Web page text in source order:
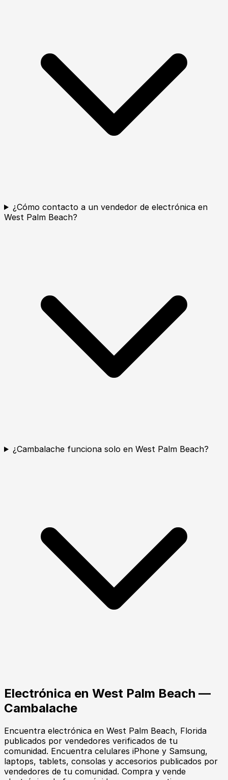
¿Cómo contacto a un vendedor de electrónica en
West Palm Beach?
¿Cambalache funciona solo en West Palm Beach?
Electrónica en West Palm Beach —
Cambalache
Encuentra electrónica en West Palm Beach, Florida
publicados por vendedores verificados de tu
comunidad. Encuentra celulares iPhone y Samsung,
laptops, tablets, consolas y accesorios publicados por
vendedores de tu comunidad. Compra y vende